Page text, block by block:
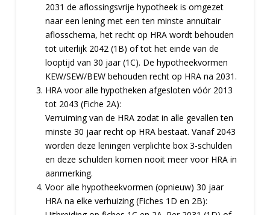
2031 de aflossingsvrije hypotheek is omgezet
naar een lening met een ten minste annuïtair
aflosschema, het recht op HRA wordt behouden
tot uiterlijk 2042 (1B) of tot het einde van de
looptijd van 30 jaar (1C). De hypotheekvormen
KEW/SEW/BEW behouden recht op HRA na 2031.
HRA voor alle hypotheken afgesloten vóór 2013
tot 2043 (Fiche 2A):
Verruiming van de HRA zodat in alle gevallen ten
minste 30 jaar recht op HRA bestaat. Vanaf 2043
worden deze leningen verplichte box 3-schulden
en deze schulden komen nooit meer voor HRA in
aanmerking.
Voor alle hypotheekvormen (opnieuw) 30 jaar
HRA na elke verhuizing (Fiches 1D en 2B):